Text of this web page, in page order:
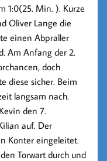
1:0(25. Min. ). Kurze
Oliver Lange die
einen Abpraller
Am Anfang der 2.
doch
diese sicher. Beim
langsam nach.
den 7.
auf. Der
Konter eingeleitet.
Torwart durch und